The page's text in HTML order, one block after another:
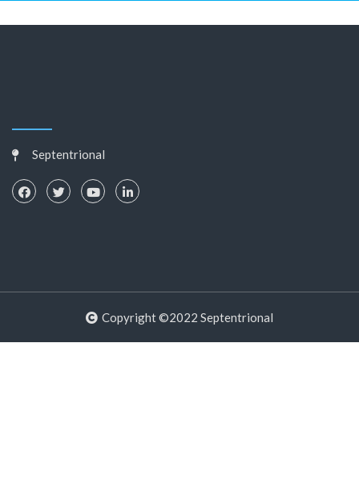
Septentrional
Copyright ©2022 Septentrional